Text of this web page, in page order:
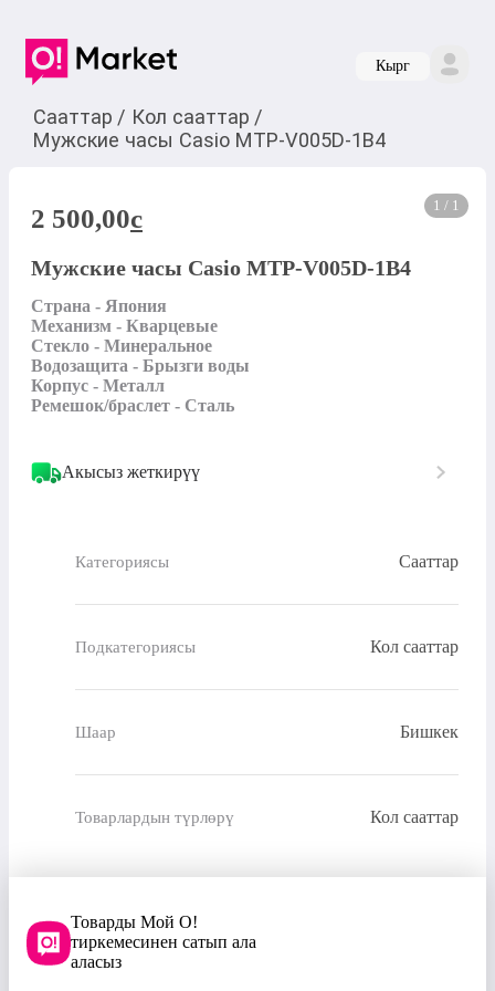
Кырг
Сааттар / Кол сааттар /
Мужские часы Casio MTP-V005D-1B4
1 / 1
2 500,00c
Мужские часы Casio MTP-V005D-1B4
Страна - Япония
Механизм - Кварцевые
Стекло - Минеральное
Водозащита - Брызги воды
Корпус - Металл
Ремешок/браслет - Сталь
Акысыз жеткирүү
Категориясы Сааттар
Подкатегориясы Кол сааттар
Шаар Бишкек
Товарлардын түрлөрү Кол сааттар
Товарды Мой О!
тиркемесинен сатып ала
аласыз